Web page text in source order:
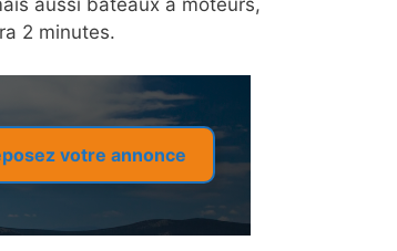
aussi bateaux à moteurs,
2 minutes.
votre annonce